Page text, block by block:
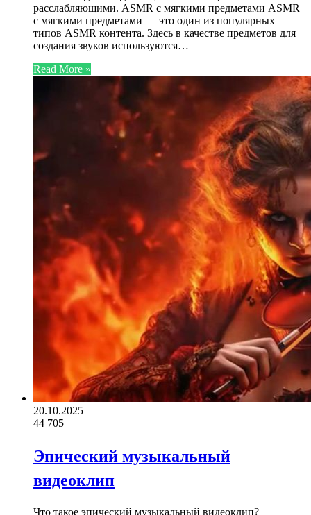
расслабляющими. ASMR с мягкими предметами ASMR
с мягкими предметами — это один из популярных
типов ASMR контента. Здесь в качестве предметов для
создания звуков используются…
Read More »
20.10.2025
44 705
Эпический музыкальный
видеоклип
Что такое эпический музыкальный видеоклип?